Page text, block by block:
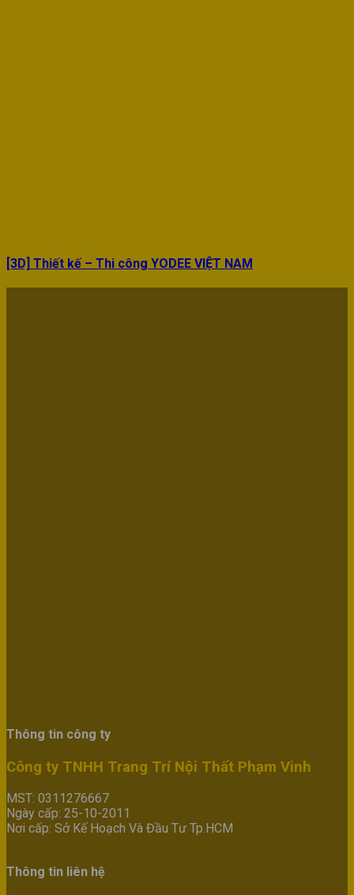
[3D] Thiết kế – Thi công YODEE VIỆT NAM
Thông tin công ty
Công ty TNHH Trang Trí Nội Thất Phạm Vinh
MST: 0311276667
Ngày cấp: 25-10-2011
Nơi cấp: Sở Kế Hoạch Và Đầu Tư Tp.HCM
Thông tin liên hệ